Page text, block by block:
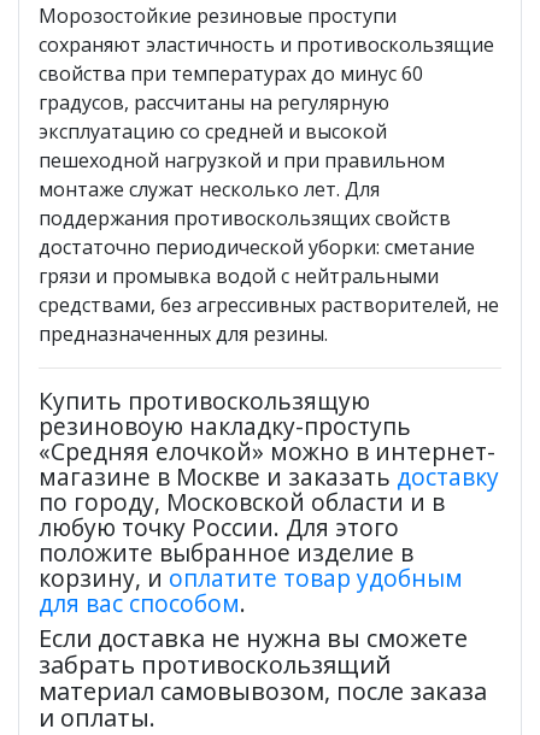
Морозостойкие резиновые проступи
сохраняют эластичность и противоскользящие
свойства при температурах до минус 60
градусов, рассчитаны на регулярную
эксплуатацию со средней и высокой
пешеходной нагрузкой и при правильном
монтаже служат несколько лет. Для
поддержания противоскользящих свойств
достаточно периодической уборки: сметание
грязи и промывка водой с нейтральными
средствами, без агрессивных растворителей, не
предназначенных для резины.
Купить противоскользящую
резиновоую накладку-проступь
«Средняя елочкой» можно в интернет-
магазине в Москве и заказать доставку
по городу, Московской области и в
любую точку России. Для этого
положите выбранное изделие в
корзину, и оплатите товар удобным
для вас способом.
Если доставка не нужна вы сможете
забрать противоскользящий
материал самовывозом, после заказа
и оплаты.